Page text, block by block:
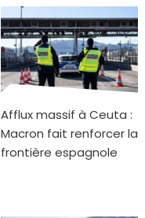
Afflux massif à Ceuta :
Macron fait renforcer la
frontière espagnole